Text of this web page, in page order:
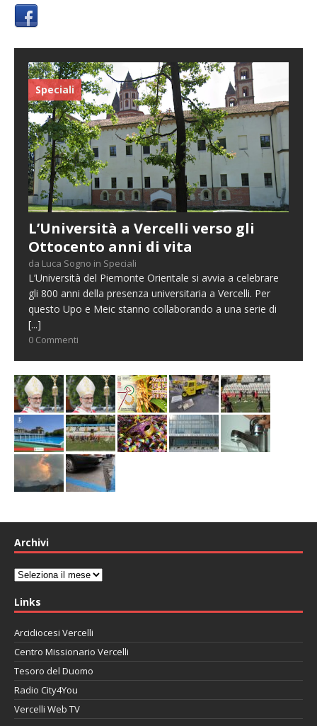
Speciali
L’Università a Vercelli verso gli
Ottocento anni di vita
da Luca Sogno in Speciali
L’Università del Piemonte Orientale si avvia a celebrare
gli 800 anni della presenza universitaria a Vercelli. Per
questo Upo e Meic stanno collaborando a una serie di
[...]
0 Commenti
Archivi
Archivi
Links
Arcidiocesi Vercelli
Centro Missionario Vercelli
Tesoro del Duomo
Radio City4You
Vercelli Web TV